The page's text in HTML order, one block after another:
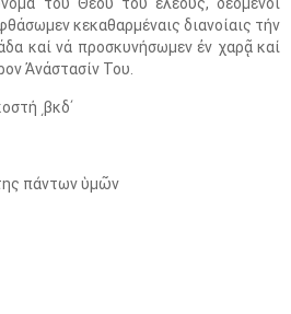
κεκαθαρμέναις διανοίαις τήν
καί νά προσκυνήσωμεν ἐν χαρᾷ καί
Ἀνάστασίν Του.
͵βκδʹ
πάντων ὑμῶν